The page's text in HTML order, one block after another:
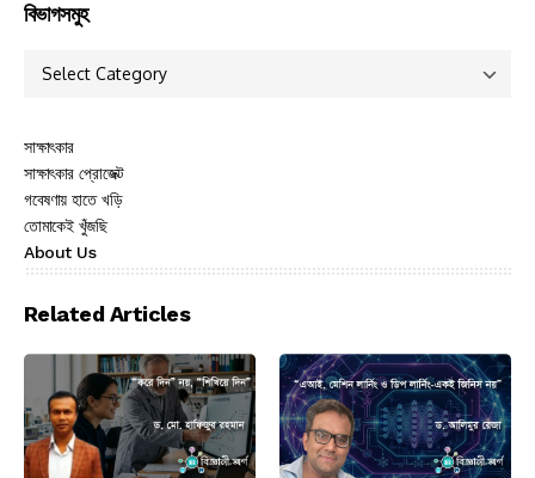
বিভাগসমুহ
সাক্ষাৎকার
সাক্ষাৎকার প্রোজেক্ট
গবেষণায় হাতে খড়ি
তোমাকেই খুঁজছি
About Us
Related Articles